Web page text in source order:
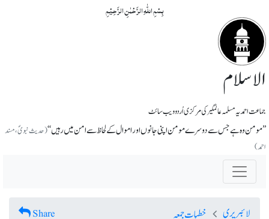
بِسۡمِ اللّٰہِ الرَّحۡمٰنِ الرَّحِیۡمِ
الاسلام
جماعت احمدیہ مسلمہ عالمگیر کی مرکزی اُردو ویب سائٹ
’’مومن وہ ہے جس سے دوسرے مومن اپنی جانوں اور اموال کے لحاظ سے امن میں رہیں‘‘(حدیث نبویؐ،مسند
احمد)
لائبریری خطبات جمعہ Share